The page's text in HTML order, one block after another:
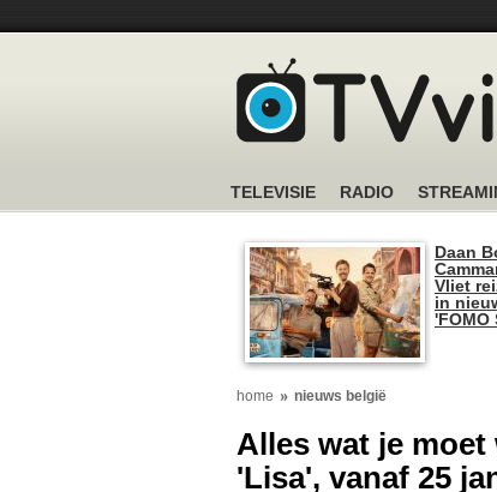
TELEVISIE RADIO
Daan
Vliet
in
'FOMO
home nieuws belgië
Alles wat je moet
'Lisa', vanaf 25